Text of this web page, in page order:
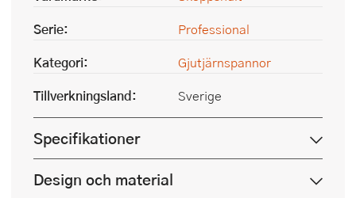
Serie:
Professional
Kategori:
Gjutjärnspannor
Tillverkningsland:
Sverige
Specifikationer
Design och material